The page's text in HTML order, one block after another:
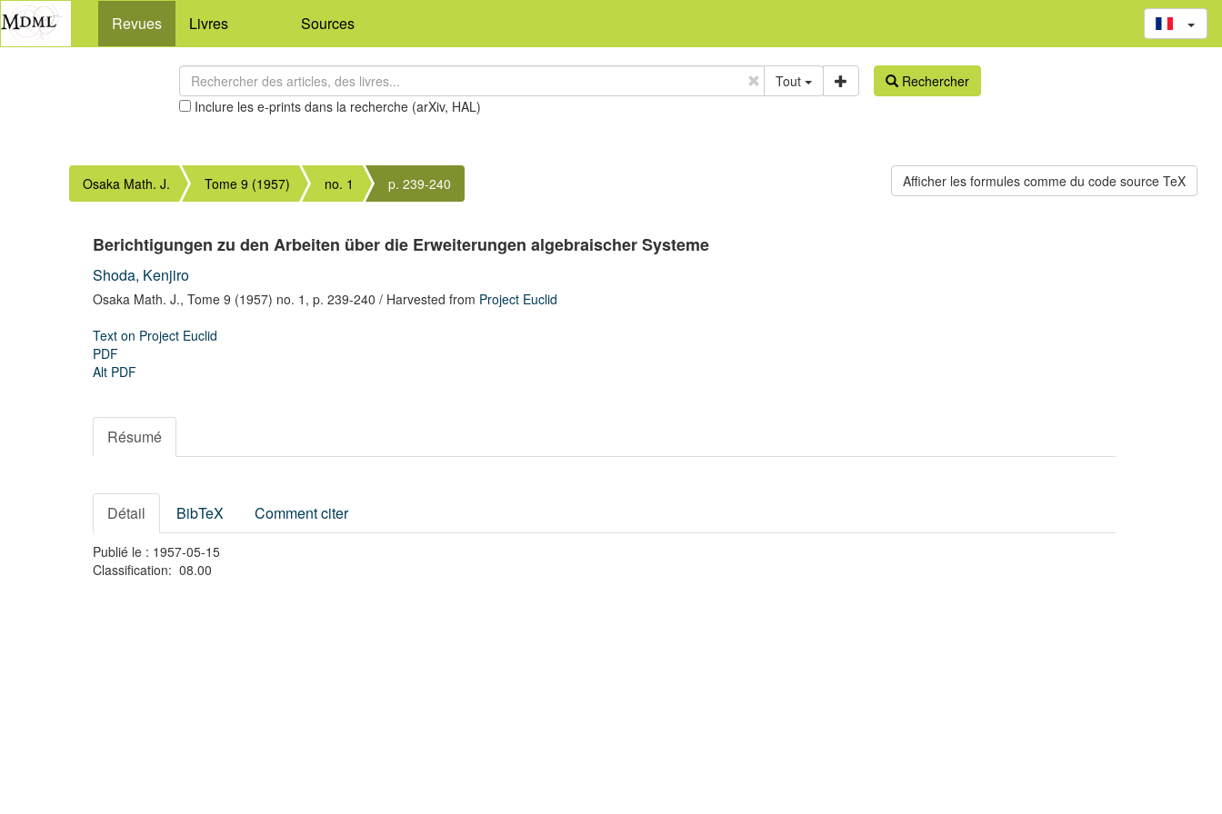
Revues Livres Sources
Tout
Inclure les e-prints dans la recherche (arXiv, HAL)
Rechercher
Osaka Math. J. Tome 9 (1957) no. 1 p. 239-240
Berichtigungen zu den Arbeiten über die Erweiterungen algebraischer Systeme
Shoda, Kenjiro
Osaka Math. J., Tome 9 (1957) no. 1, p. 239-240 / Harvested from Project Euclid
Text on Project Euclid
PDF
Alt PDF
Résumé
Détail BibTeX Comment citer
Publié le : 1957-05-15
Classification: 08.00